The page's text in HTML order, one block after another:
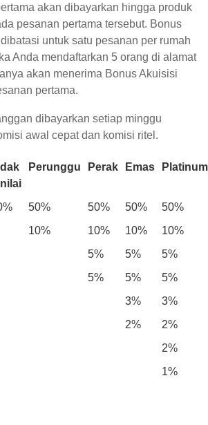
akan dibayarkan hingga produk
pesanan pertama tersebut. Bonus
untuk satu pesanan per rumah
Anda mendaftarkan 5 orang di alamat
akan menerima Bonus Akuisisi
pertama.
dibayarkan setiap minggu
awal cepat dan komisi ritel.
Perunggu Perak Emas Platinum
50% 50% 50%
50%
10% 10% 10%
10%
5% 5%
5%
5% 5%
5%
3%
3%
2%
2%
2%
1%